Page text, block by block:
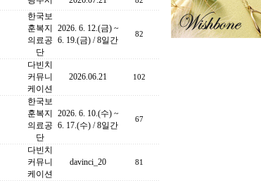
한국보
훈복지
의료공
단
2026. 6. 12.(금) ~
6. 19.(금) / 8일간
82
다빈치
커뮤니
케이션
2026.06.21 102
한국보
훈복지
의료공
단
2026. 6. 10.(수) ~
6. 17.(수) / 8일간
67
다빈치
커뮤니
케이션
davinci_20 81